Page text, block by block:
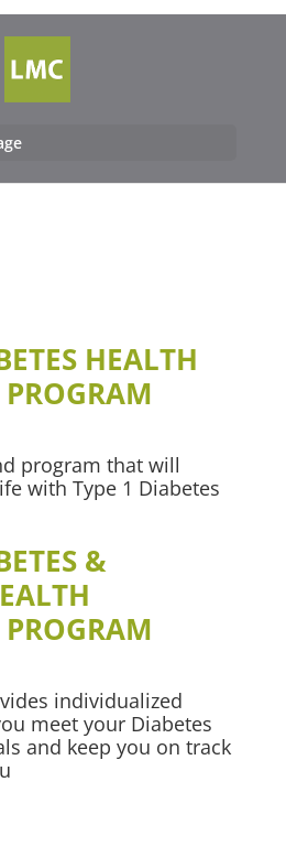
HEALTH
program that will
with Type 1 Diabetes.
&
individualized
meet your Diabetes
and keep you on track